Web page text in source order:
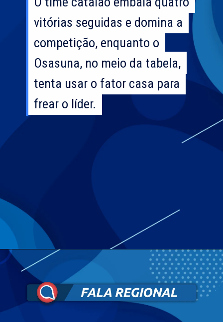
vitórias seguidas e domina a
competição, enquanto o
Osasuna, no meio da tabela,
tenta usar o fator casa para
frear o líder.
vitórias seguidas e domina a
competição, enquanto o
Osasuna, no meio da tabela,
tenta usar o fator casa para
frear o líder.